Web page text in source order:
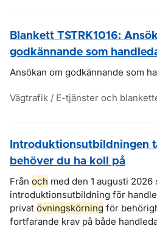
Blankett TSTRK1016:
godkännande som
Ansökan om godkännande som
Vägtrafik / E-tjänster och
Introduktionsutbildningen
behöver du ha koll på
Från och med den 1 augusti 2026
introduktionsutbildning för
privat övningskörning för
fortfarande krav på både